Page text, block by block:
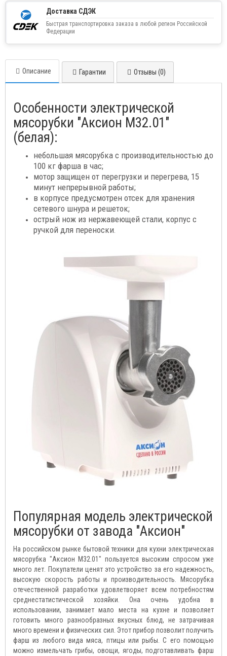
Доставка СДЭК
Быстрая транспортировка заказа в любой регион Российской
Федерации
Описание Гарантии Отзывы (0)
Особенности электрической
мясорубки "Аксион М32.01"
(белая):
небольшая мясорубка с производительностью до
100 кг фарша в час;
мотор защищен от перегрузки и перегрева, 15
минут непрерывной работы;
в корпусе предусмотрен отсек для хранения
сетевого шнура и решеток;
острый нож из нержавеющей стали, корпус с
ручкой для переноски.
Популярная модель электрической
мясорубки от завода "Аксион"
На российском рынке бытовой техники для кухни электрическая
мясорубка "Аксион М32.01" пользуется высоким спросом уже
много лет. Покупатели ценят это устройство за его надежность,
высокую скорость работы и производительность. Мясорубка
отечественной разработки удовлетворяет всем потребностям
среднестатистической хозяйки. Она очень удобна в
использовании, занимает мало места на кухне и позволяет
готовить много разнообразных вкусных блюд, не затрачивая
много времени и физических сил. Этот прибор позволит получить
фарш из любого вида мяса, птицы или рыбы. С его помощью
можно измельчать грибы, овощи, ягоды, подготавливать фарш